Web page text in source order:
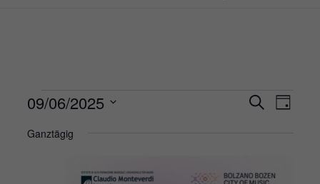
Veranstaltungen
für
Suche
Tag
09/06/2025
Ganztägig